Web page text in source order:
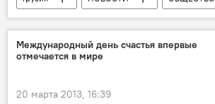
Международный день счастья впервые
отмечается в мире
20 марта 2013, 16:39